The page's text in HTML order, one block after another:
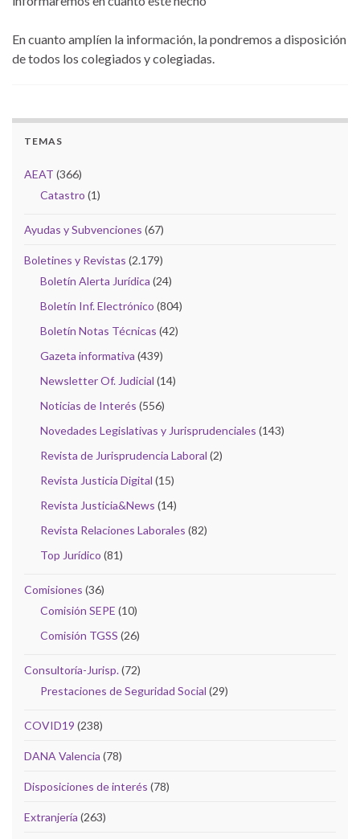
En cuanto amplíen la información, la pondremos a disposición
de todos los colegiados y colegiadas.
TEMAS
AEAT (366)
Catastro (1)
Ayudas y Subvenciones (67)
Boletines y Revistas (2.179)
Boletín Alerta Jurídica (24)
Boletín Inf. Electrónico (804)
Boletín Notas Técnicas (42)
Gazeta informativa (439)
Newsletter Of. Judicial (14)
Noticias de Interés (556)
Novedades Legislativas y Jurisprudenciales (143)
Revista de Jurisprudencia Laboral (2)
Revista Justicia Digital (15)
Revista Justicia&News (14)
Revista Relaciones Laborales (82)
Top Jurídico (81)
Comisiones (36)
Comisión SEPE (10)
Comisión TGSS (26)
Consultoría-Jurisp.(72)
Prestaciones de Seguridad Social (29)
COVID19 (238)
DANA Valencia (78)
Disposiciones de interés (78)
Extranjería (263)